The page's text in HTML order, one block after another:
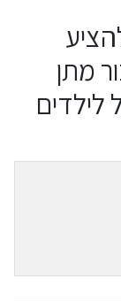
להציע
מתן
לילדים